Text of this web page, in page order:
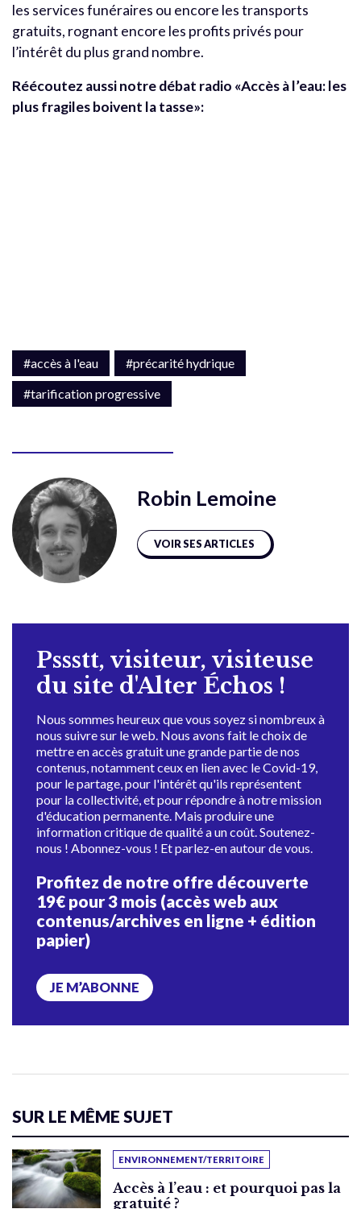
les services funéraires ou encore les transports
gratuits, rognant encore les profits privés pour
l’intérêt du plus grand nombre.
Réécoutez aussi notre débat radio «Accès à l’eau: les
plus fragiles boivent la tasse»:
#accès à l'eau
#précarité hydrique
#tarification progressive
Robin Lemoine
VOIR SES ARTICLES
Pssstt, visiteur, visiteuse
du site d'Alter Échos !
Nous sommes heureux que vous soyez si nombreux à
nous suivre sur le web. Nous avons fait le choix de
mettre en accès gratuit une grande partie de nos
contenus, notamment ceux en lien avec le Covid-19,
pour le partage, pour l'intérêt qu'ils représentent
pour la collectivité, et pour répondre à notre mission
d'éducation permanente. Mais produire une
information critique de qualité a un coût. Soutenez-
nous ! Abonnez-vous ! Et parlez-en autour de vous.
Profitez de notre offre découverte
19€ pour 3 mois (accès web aux
contenus/archives en ligne + édition
papier)
JE M’ABONNE
SUR LE MÊME SUJET
ENVIRONNEMENT/TERRITOIRE
Accès à l’eau : et pourquoi pas la
gratuité ?